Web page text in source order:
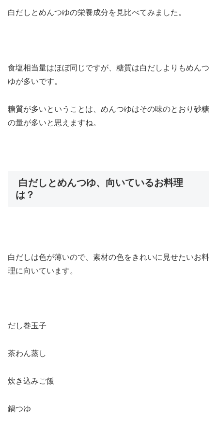
白だしとめんつゆの栄養成分を見比べてみました。
食塩相当量はほぼ同じですが、糖質は白だしよりもめんつ
ゆが多いです。
糖質が多いということは、めんつゆはその味のとおり砂糖
の量が多いと思えますね。
白だしとめんつゆ、向いているお料理
は？
白だしは色が薄いので、素材の色をきれいに見せたいお料
理に向いています。
だし巻玉子
茶わん蒸し
炊き込みご飯
鍋つゆ